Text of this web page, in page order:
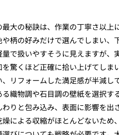
大の秘訣は、作業の丁寧さ以上
柄の好みだけで選んでしまい
で扱いやすそうに見えますが
驚くほど正確に拾い上げてしま
リフォームした満足感が半減し
織物調や石目調の壁紙を選択す
りと包み込み、表面に影響を出
による収縮がほとんどないため